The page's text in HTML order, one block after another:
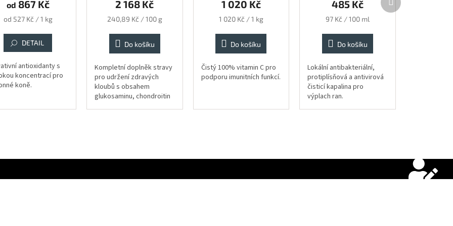
od 867 Kč
Měrná
od 527 Kč / 1 kg
DETAIL
antioxidanty s
koncentrací pro
koně.
2 168 Kč
Měrná
240,89 Kč / 100 g
Do košíku
Kompletní doplněk stravy
pro udržení zdravých
kloubů s obsahem
glukosaminu, chondroitin
1 020 Kč
Měrná
1 020 Kč / 1 kg
Do košíku
Čistý 100% vitamin C pro
podporu imunitních funkcí.
485 Kč
Měrná
97 Kč / 100 ml
Do košíku
Lokální antibakteriální,
protiplísňová a antivirová
čisticí kapalina pro
výplach ran.
produkt